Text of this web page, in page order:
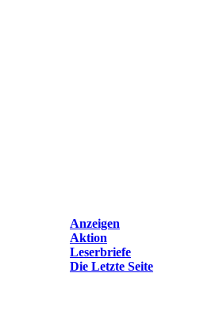
Anzeigen
Aktion
Leserbriefe
Die Letzte Seite